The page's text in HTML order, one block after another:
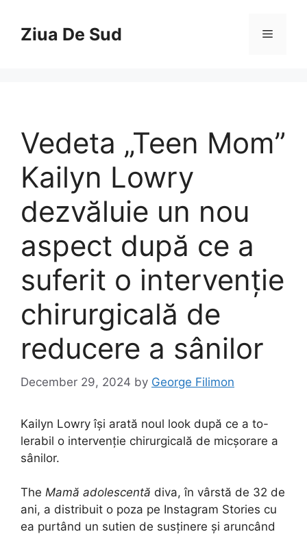
contentZiua De Sud Menu
Vedeta „Teen Mom”
Kailyn Lowry
dezvăluie un nou
aspect după ce a
suferit o intervenție
chirurgicală de
reducere a sânilor
December 29, 2024 by George Filimon
Kailyn Lowry își arată noul look după ce a to-
lerabil o intervenție chirurgicală de micșorare a
sânilor.
The Mamă adolescentă diva, în vârstă de 32 de
ani, a distribuit o poza pe Instagram Stories cu
ea purtând un sutien de susținere și aruncând